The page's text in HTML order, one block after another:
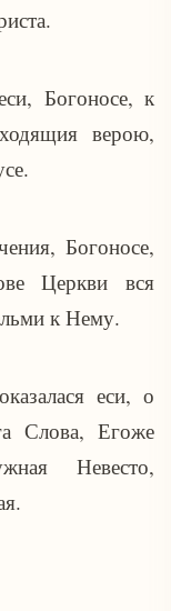
Богоносе, к
верою,
Богоносе,
Церкви вся
к Нему.
еси, о
Слова, Егоже
Невесто,